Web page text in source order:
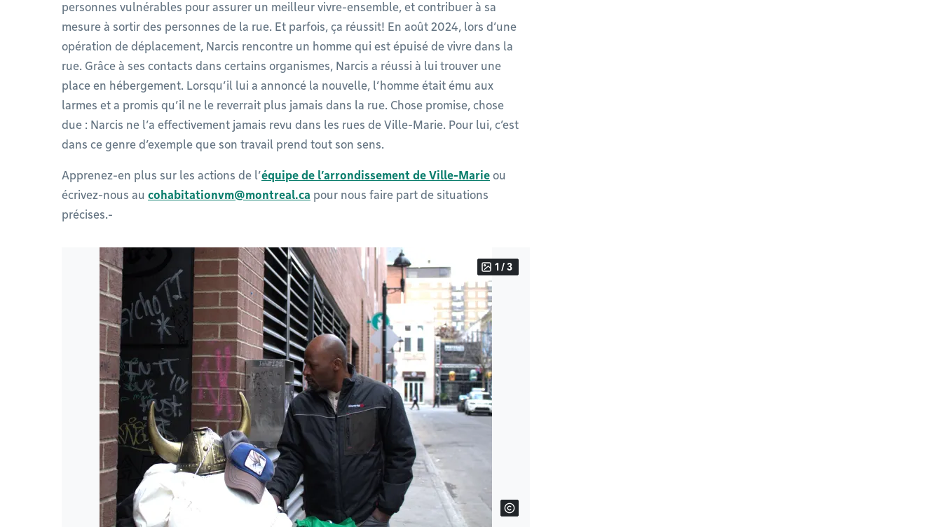
personnes vulnérables pour assurer un meilleur vivre-ensemble, et contribuer à sa
mesure à sortir des personnes de la rue. Et parfois, ça réussit! En août 2024, lors d’une
opération de déplacement, Narcis rencontre un homme qui est épuisé de vivre dans la
rue. Grâce à ses contacts dans certains organismes, Narcis a réussi à lui trouver une
place en hébergement. Lorsqu’il lui a annoncé la nouvelle, l’homme était ému aux
larmes et a promis qu’il ne le reverrait plus jamais dans la rue. Chose promise, chose
due : Narcis ne l’a effectivement jamais revu dans les rues de Ville-Marie. Pour lui, c’est
dans ce genre d’exemple que son travail prend tout son sens.
Apprenez-en plus sur les actions de l’équipe de l’arrondissement de Ville-Marie ou
écrivez-nous au cohabitationvm@montreal.ca pour nous faire part de situations
précises.-
1 / 3